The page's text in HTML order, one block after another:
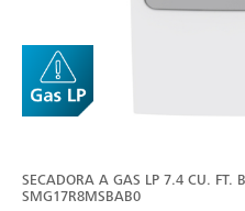
SECADORA A GAS LP 7.4 CU. FT.
SMG17R8MSBAB0